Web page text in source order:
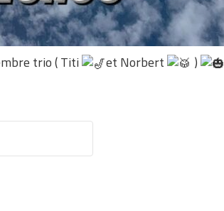
trio ( Titi et Norbert )